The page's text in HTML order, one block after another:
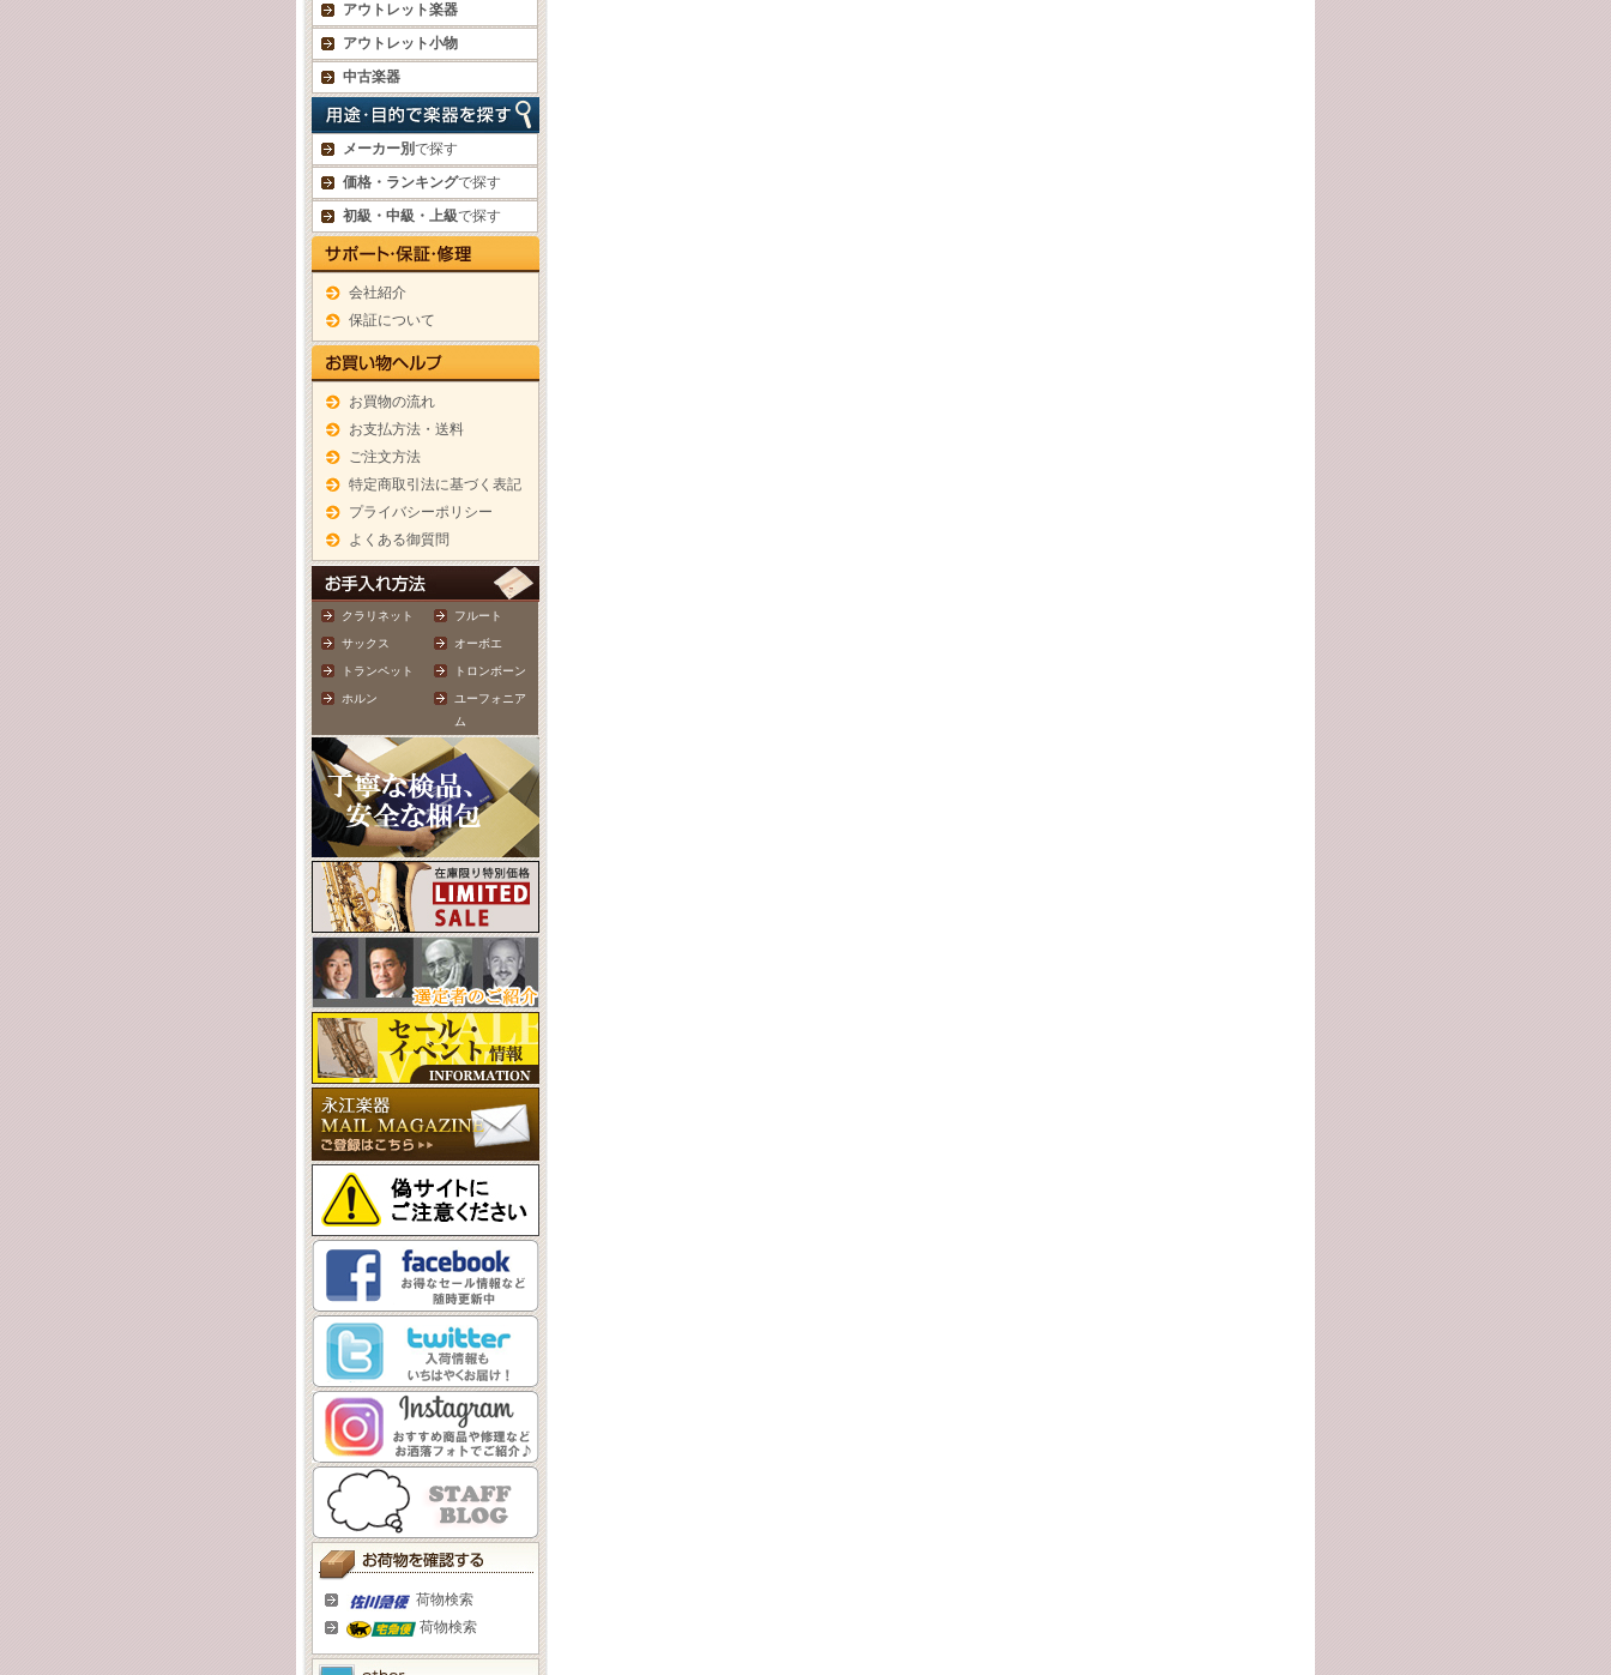
アウトレット楽器
アウトレット小物
中古楽器
メーカー別で探す
価格・ランキングで探す
初級・中級・上級で探す
会社紹介
保証について
お買物の流れ
お支払方法・送料
ご注文方法
特定商取引法に基づく表記
プライバシーポリシー
よくある御質問
クラリネット フルート
サックス オーボエ
トランペット トロンボーン
ホルン
ユーフォニア
ム
荷物検索
荷物検索